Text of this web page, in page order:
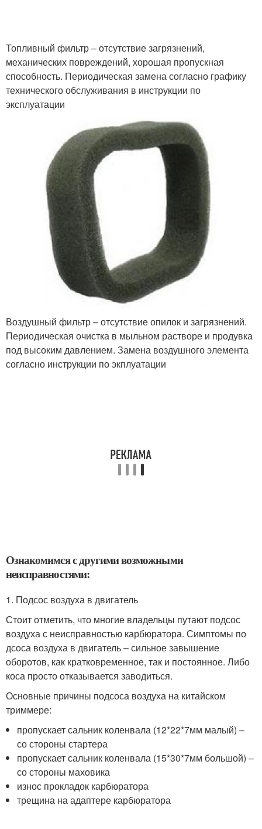
Топливный фильтр – отсутствие загрязнений,
механических повреждений, хорошая пропускная
способность. Периодическая замена согласно графику
технического обслуживания в инструкции по
эксплуатации
Воздушный фильтр – отсутствие опилок и загрязнений.
Периодическая очистка в мыльном растворе и продувка
под высоким давлением. Замена воздушного элемента
согласно инструкции по экплуатации
Ознакомимся с другими возможными
неисправностями:
1. Подсос воздуха в двигатель
Стоит отметить, что многие владельцы путают подсос
воздуха с неисправностью карбюратора. Симптомы по
дсоса воздуха в двигатель – сильное завышение
оборотов, как кратковременное, так и постоянное. Либо
коса просто отказывается заводиться.
Основные причины подсоса воздуха на китайском
триммере:
пропускает сальник коленвала (12*22*7мм малый) –
со стороны стартера
пропускает сальник коленвала (15*30*7мм большой) –
со стороны маховика
износ прокладок карбюратора
трещина на адаптере карбюратора